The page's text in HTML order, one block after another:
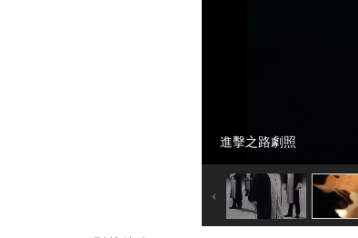
進擊之路劇照